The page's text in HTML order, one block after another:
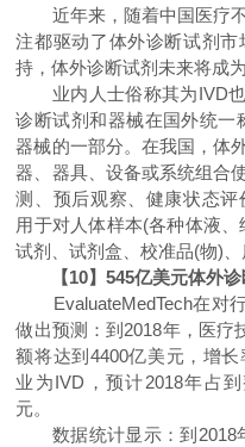
近年来，随着中国医疗不
注都驱动了体外诊断试剂
持，体外诊断试剂未来将成
业内人士俗称其为IVD也
诊断试剂和器械在国外统一
器械的一部分。在我国，体
器、器具、设备或系统组合
测、预后观察、健康状态评
用于对人体样本(各种体液
试剂、试剂盒、校准品(物)、
【10】545亿美元体外
EvaluateMedTech在对行
做出预测：到2018年，医疗
额将达到4400亿美元，增
业为IVD，预计2018年占
元。
数据统计显示：到2018